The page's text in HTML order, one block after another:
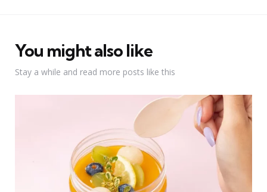
You might also like
Stay a while and read more posts like this